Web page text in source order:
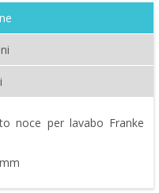
noce per lavabo Franke